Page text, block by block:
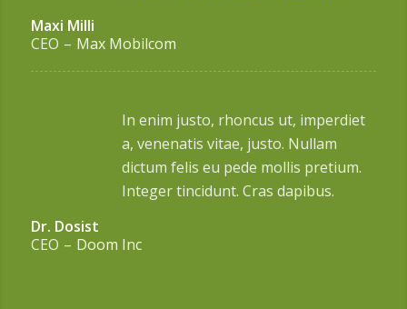
Maxi Milli
CEO – Max Mobilcom
In enim justo, rhoncus ut, imperdiet
a, venenatis vitae, justo. Nullam
dictum felis eu pede mollis pretium.
Integer tincidunt. Cras dapibus.
Dr. Dosist
CEO – Doom Inc